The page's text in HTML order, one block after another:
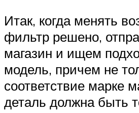
Итак, когда менять
фильтр решено,
магазин и ищем
модель, причем не
соответствие марке
деталь должна быть